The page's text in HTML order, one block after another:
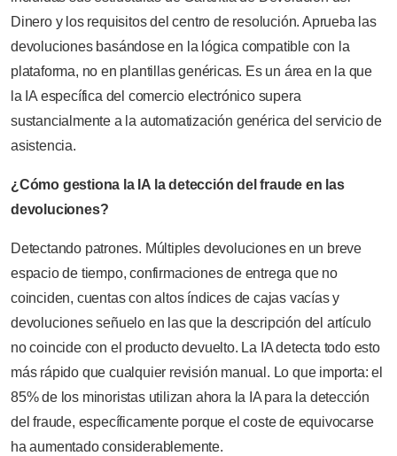
Dinero y los requisitos del centro de resolución. Aprueba las
devoluciones basándose en la lógica compatible con la
plataforma, no en plantillas genéricas. Es un área en la que
la IA específica del comercio electrónico supera
sustancialmente a la automatización genérica del servicio de
asistencia.
¿Cómo gestiona la IA la detección del fraude en las
devoluciones?
Detectando patrones. Múltiples devoluciones en un breve
espacio de tiempo, confirmaciones de entrega que no
coinciden, cuentas con altos índices de cajas vacías y
devoluciones señuelo en las que la descripción del artículo
no coincide con el producto devuelto. La IA detecta todo esto
más rápido que cualquier revisión manual. Lo que importa: el
85% de los minoristas utilizan ahora la IA para la detección
del fraude, específicamente porque el coste de equivocarse
ha aumentado considerablemente.